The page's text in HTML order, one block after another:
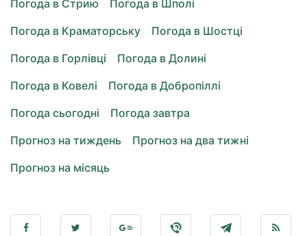
Погода в Стрию
Погода в Шполі
Погода в Краматорську
Погода в Шостці
Погода в Горлівці
Погода в Долині
Погода в Ковелі
Погода в Добропіллі
Погода сьогодні
Погода завтра
Прогноз на тиждень
Прогноз на два тижні
Прогноз на місяць